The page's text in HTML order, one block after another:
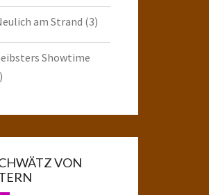
am Strand (3)
Showtime
VON